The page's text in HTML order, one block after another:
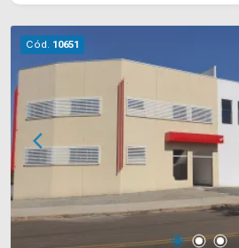
equipe da Arbix Imóveis e
WhatsApp e Telefone: (19) 3475-
IMÓVEIS - Presente em cada
Cód. 10651